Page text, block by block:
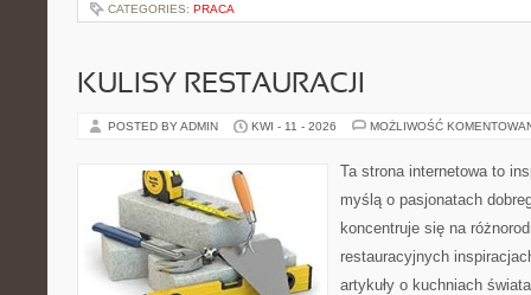
CATEGORIES: PRACA
KULISY RESTAURACJI
POSTED BY ADMIN KWI - 11 - 2026 MOŻLIWOŚĆ
Ta strona internetowa to
myślą o pasjonatach
koncentruje się na
restauracyjnych
artykuły o kuchniach